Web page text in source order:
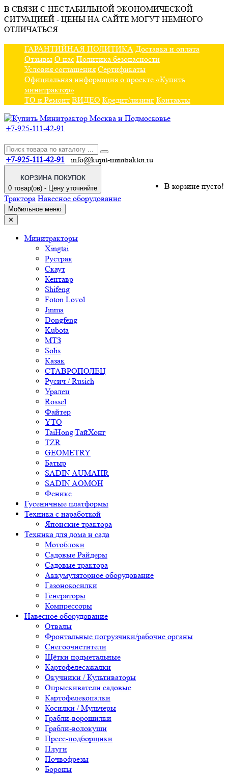
В СВЯЗИ С НЕСТАБИЛЬНОЙ ЭКОНОМИЧЕСКОЙ
СИТУАЦИЕЙ - ЦЕНЫ НА САЙТЕ МОГУТ НЕМНОГО
ОТЛИЧАТЬСЯ
ГАРАНТИЙНАЯ ПОЛИТИКА Доставка и оплата
Отзывы О нас Политика безопасности
Условия соглашения Сертификаты
Официальная информация о проекте «Купить
минитрактор»
ТО и Ремонт ВИДЕО Кредит/лизинг Контакты
+7-925-111-42-91
+7-925-111-42-91 info@kupit-minitraktor.ru
КОРЗИНА ПОКУПОК
0 товар(ов) - Цену уточняйте
В корзине пусто!
Трактора Навесное оборудование
Мобильное меню
✕
Минитракторы
Xingtai
Рустрак
Скаут
Кентавр
Shifeng
Foton Lovol
Jinma
Dongfeng
Kubota
МТЗ
Solis
Казак
СТАВРОПОЛЕЦ
Русич / Rusich
Уралец
Rossel
Файтер
YTO
TaiHong|ТайХонг
TZR
GEOMETRY
Батыр
SADIN AUMAHR
SADIN AOMOH
Феникс
Гусеничные платформы
Техника с наработкой
Японские трактора
Техника для дома и сада
Мотоблоки
Садовые Райдеры
Садовые трактора
Аккумуляторное оборудование
Газонокосилки
Генераторы
Компрессоры
Навесное оборудование
Отвалы
Фронтальные погрузчики/рабочие органы
Снегоочистители
Щётки подметальные
Картофелесажалки
Окучники / Культиваторы
Опрыскиватели садовые
Картофелекопалки
Косилки / Мульчеры
Грабли-ворошилки
Грабли-волокуши
Пресс-подборщики
Плуги
Почвофрезы
Бороны